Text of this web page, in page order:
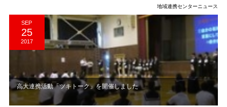
地域連携センターニュース
SEP
25
2017
高大連携活動「ツキトーク」を開催しました